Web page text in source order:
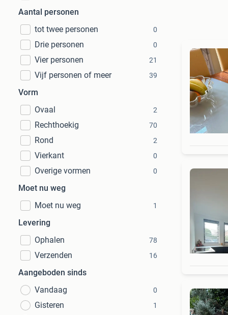
Aantal personen
tot twee personen
0
Drie personen 0
Vier personen 21
Vijf personen of meer 39
Vorm
Ovaal
2
Rechthoekig 70
Rond 2
Vierkant 0
Overige vormen 0
Moet nu weg
Moet nu weg
1
Levering
Ophalen
78
Verzenden 16
Aangeboden sinds
Vandaag
0
Gisteren 1